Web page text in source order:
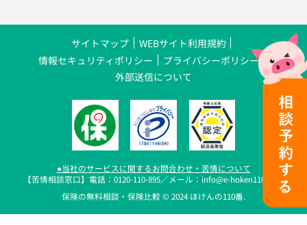
サイトマップ
WEBサイト利用規約
情報セキュリティポリシー
プライバシーポリシー
外部送信について
●当社のサービスに関するお問合わせ・苦情について
【苦情相談窓口】電話：0120-110-895／メール：info@e-hoken110.com
保険の無料相談・保険比較 © 2024 ほけんの110番.